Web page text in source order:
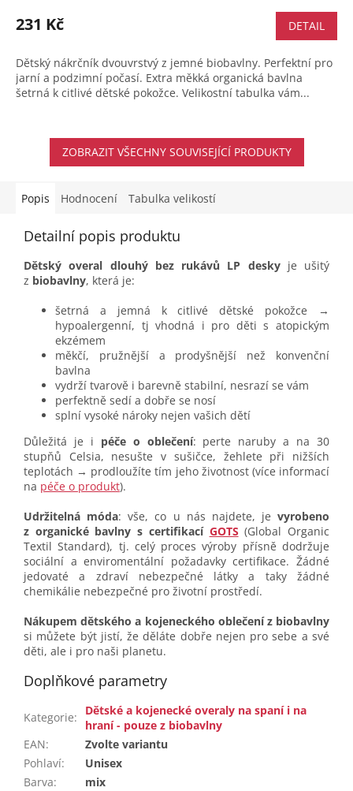
231 Kč DETAIL
Dětský nákrčník dvouvrstvý z jemné biobavlny. Perfektní pro
jarní a podzimní počasí. Extra měkká organická bavlna
šetrná k citlivé dětské pokožce. Velikostní tabulka vám...
ZOBRAZIT VŠECHNY SOUVISEJÍCÍ PRODUKTY
Popis Hodnocení Tabulka velikostí
Detailní popis produktu
Dětský overal dlouhý bez rukávů LP desky je ušitý
z biobavlny, která je:
šetrná a jemná k citlivé dětské pokožce →
hypoalergenní, tj vhodná i pro děti s atopickým
ekzémem
měkčí, pružnější a prodyšnější než konvenční
bavlna
vydrží tvarově i barevně stabilní, nesrazí se vám
perfektně sedí a dobře se nosí
splní vysoké nároky nejen vašich dětí
Důležitá je i péče o oblečení: perte naruby a na 30
stupňů Celsia, nesušte v sušičce, žehlete při nižších
teplotách → prodloužíte tím jeho životnost (více informací
na péče o produkt).
Udržitelná móda: vše, co u nás najdete, je vyrobeno
z organické bavlny s certifikací GOTS (Global Organic
Textil Standard), tj. celý proces výroby přísně dodržuje
sociální a enviromentální požadavky certifikace. Žádné
jedovaté a zdraví nebezpečné látky a taky žádné
chemikálie nebezpečné pro životní prostředí.
Nákupem dětského a kojeneckého oblečení z biobavlny
si můžete být jistí, že děláte dobře nejen pro sebe a své
děti, ale i pro naši planetu.
Doplňkové parametry
Kategorie:
Dětské a kojenecké overaly na spaní i na
hraní - pouze z biobavlny
EAN:
Zvolte variantu
Pohlaví:
Unisex
Barva:
mix